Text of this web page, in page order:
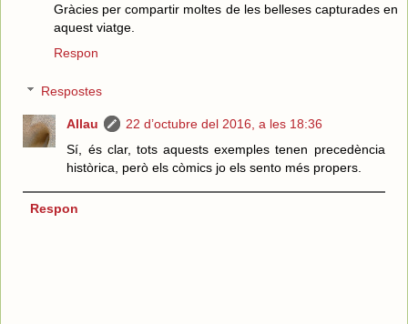
Gràcies per compartir moltes de les belleses capturades en
aquest viatge.
Respon
Respostes
Allau
22 d’octubre del 2016, a les 18:36
Sí, és clar, tots aquests exemples tenen precedència
històrica, però els còmics jo els sento més propers.
Respon